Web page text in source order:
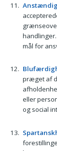
mål for
præget af
eller
og social